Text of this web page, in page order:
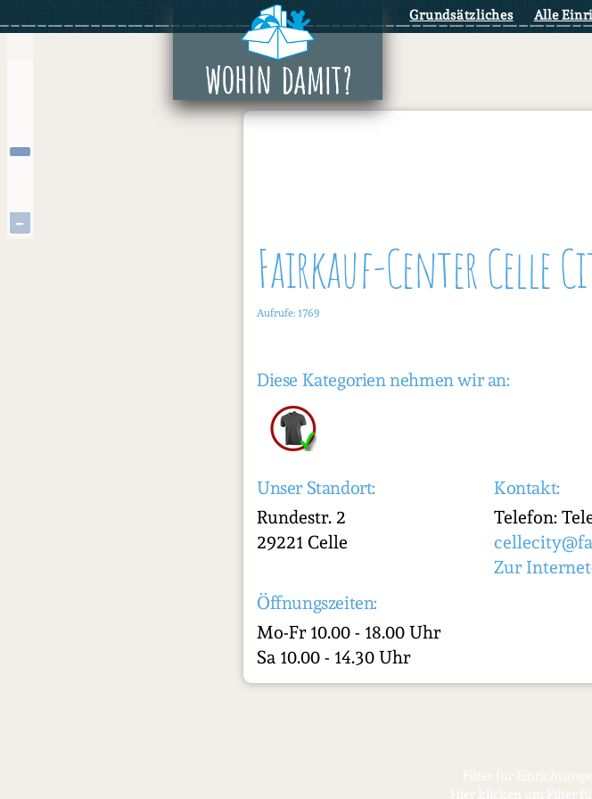
Inhalt
Grundsätzliches Alle
−
Fairkauf-Center Celle
Aufrufe: 1769
Diese Kategorien nehmen wir an:
Unser Standort:
Rundestr. 2
29221 Celle
Kontakt:
Telefon:
Zur
Öffnungszeiten:
Mo-Fr 10.00 - 18.00 Uhr
Sa 10.00 - 14.30 Uhr